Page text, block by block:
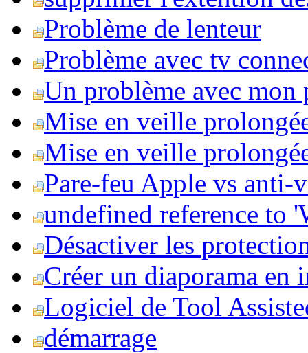
Problème de lenteur
Problème avec tv
Un problème avec mon
Mise en veille
Mise en veille
Pare-feu Apple vs anti-
undefined reference to
Désactiver les
Créer un diaporama en
Logiciel de Tool
démarrage